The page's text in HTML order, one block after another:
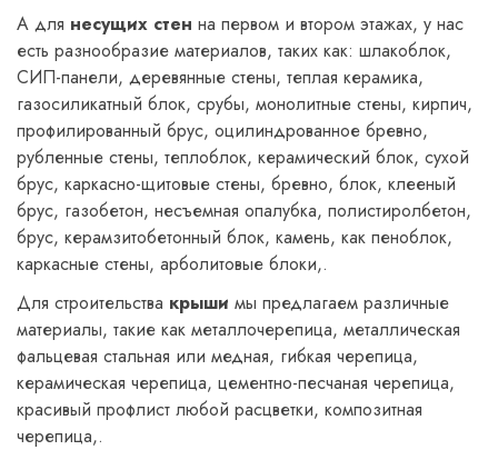
А для несущих стен на первом и втором этажах, у нас
есть разнообразие материалов, таких как: шлакоблок,
СИП-панели, деревянные стены, теплая керамика,
газосиликатный блок, срубы, монолитные стены, кирпич,
профилированный брус, оцилиндрованное бревно,
рубленные стены, теплоблок, керамический блок, сухой
брус, каркасно-щитовые стены, бревно, блок, клееный
брус, газобетон, несъемная опалубка, полистиролбетон,
брус, керамзитобетонный блок, камень, как пеноблок,
каркасные стены, арболитовые блоки,.
Для строительства крыши мы предлагаем различные
материалы, такие как металлочерепица, металлическая
фальцевая стальная или медная, гибкая черепица,
керамическая черепица, цементно-песчаная черепица,
красивый профлист любой расцветки, композитная
черепица,.